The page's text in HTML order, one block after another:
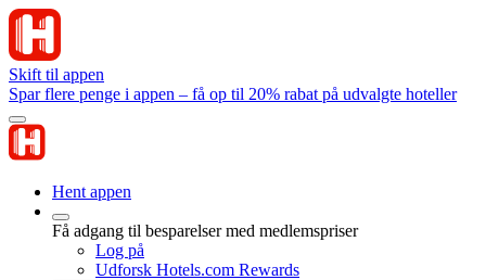
Skift til appen
Spar flere penge i appen – få op til 20% rabat på udvalgte hoteller
Hent appen
Få adgang til besparelser med medlemspriser
Log på
Udforsk Hotels.com Rewards